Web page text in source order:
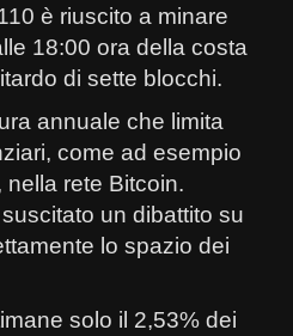
è riuscito a minare
18:00 ora della costa
di sette blocchi.
annuale che limita
come ad esempio
nella rete Bitcoin.
un dibattito su
lo spazio dei
solo il 2,53% dei